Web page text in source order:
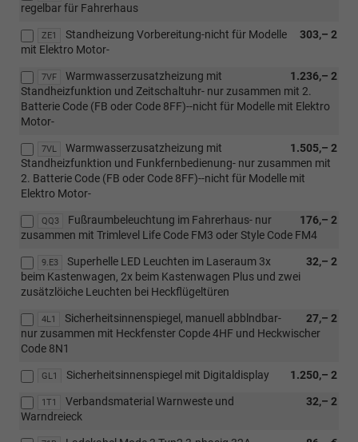
regelbar für Fahrerhaus
ZE1 303,– 2
Standheizung Vorbereitung-nicht für Modelle
mit Elektro Motor-
7VF 1.236,– 2
Warmwasserzusatzheizung mit
Standheizfunktion und Zeitschaltuhr- nur zusammen mit 2.
Batterie Code (FB oder Code 8FF)--nicht für Modelle mit Elektro
Motor-
7VL 1.505,– 2
Warmwasserzusatzheizung mit
Standheizfunktion und Funkfernbedienung- nur zusammen mit
2. Batterie Code (FB oder Code 8FF)--nicht für Modelle mit
Elektro Motor-
QQ3 176,– 2
Fußraumbeleuchtung im Fahrerhaus- nur
zusammen mit Trimlevel Life Code FM3 oder Style Code FM4
9.E3 32,– 2
Superhelle LED Leuchten im Laseraum 3x
beim Kastenwagen, 2x beim Kastenwagen Plus und zwei
zusätzlöiche Leuchten bei Heckflügeltüren
4L1 27,– 2
Sicherheitsinnenspiegel, manuell abblndbar-
nur zusammen mit Heckfenster Copde 4HF und Heckwischer
Code 8N1
GL1 1.250,– 2
Sicherheitsinnenspiegel mit Digitaldisplay
1T1 32,– 2
Verbandsmaterial Warnweste und
Warndreieck